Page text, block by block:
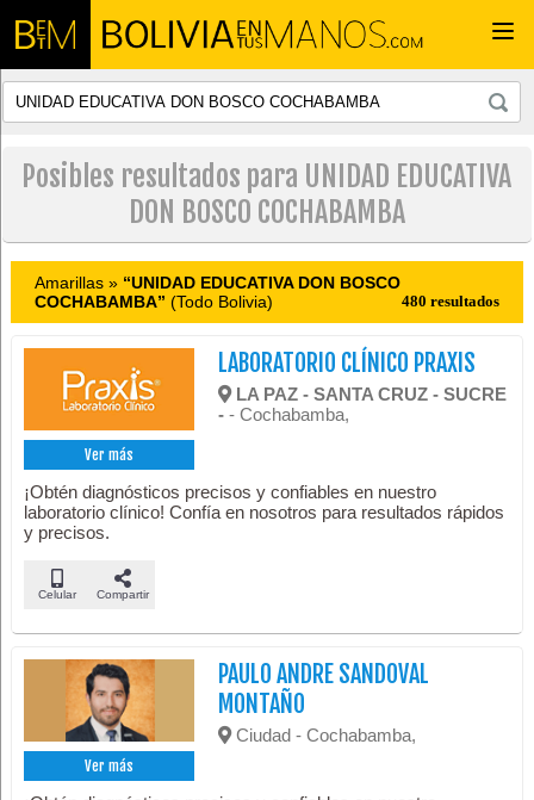
Posibles resultados para UNIDAD EDUCATIVA
DON BOSCO COCHABAMBA
Amarillas » “UNIDAD EDUCATIVA DON BOSCO
COCHABAMBA” (Todo Bolivia) 480 resultados
Ver más
LABORATORIO CLÍNICO PRAXIS
LA PAZ - SANTA CRUZ - SUCRE
-- Cochabamba,
¡Obtén diagnósticos precisos y confiables en nuestro
laboratorio clínico! Confía en nosotros para resultados rápidos
y precisos.
Celular Compartir
Ver más
PAULO ANDRE SANDOVAL
MONTAÑO
Ciudad - Cochabamba,